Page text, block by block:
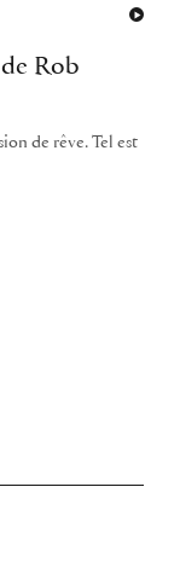
Rob
de rêve. Tel est